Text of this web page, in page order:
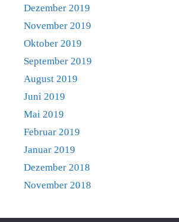
Dezember 2019
November 2019
Oktober 2019
September 2019
August 2019
Juni 2019
Mai 2019
Februar 2019
Januar 2019
Dezember 2018
November 2018